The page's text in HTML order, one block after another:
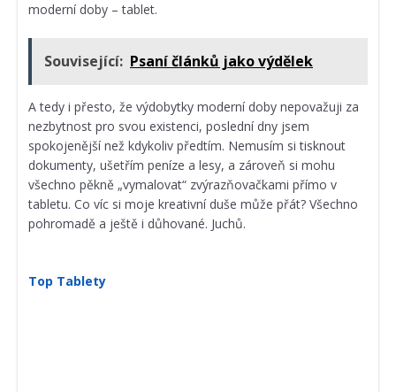
moderní doby – tablet.
Související: Psaní článků jako výdělek
A tedy i přesto, že výdobytky moderní doby nepovažuji za
nezbytnost pro svou existenci, poslední dny jsem
spokojenější než kdykoliv předtím. Nemusím si tisknout
dokumenty, ušetřím peníze a lesy, a zároveň si mohu
všechno pěkně „vymalovat“ zvýrazňovačkami přímo v
tabletu. Co víc si moje kreativní duše může přát? Všechno
pohromadě a ještě i důhované. Juchů.
Top Tablety